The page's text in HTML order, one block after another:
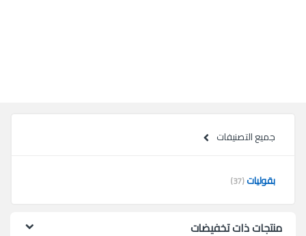
جميع التصنيفات
بقوليات(37)
منتجات ذات تخفيضات